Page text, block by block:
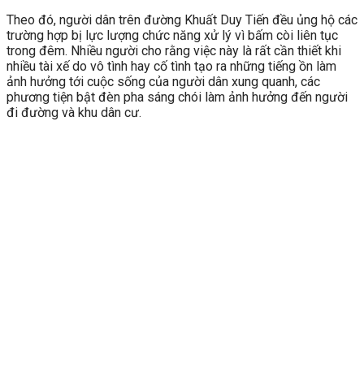
Theo đó, người dân trên đường Khuất Duy Tiến đều ủng hộ các
trường hợp bị lực lượng chức năng xử lý vì bấm còi liên tục
trong đêm. Nhiều người cho rằng việc này là rất cần thiết khi
nhiều tài xế do vô tình hay cố tình tạo ra những tiếng ồn làm
ảnh hưởng tới cuộc sống của người dân xung quanh, các
phương tiện bật đèn pha sáng chói làm ảnh hưởng đến người
đi đường và khu dân cư.